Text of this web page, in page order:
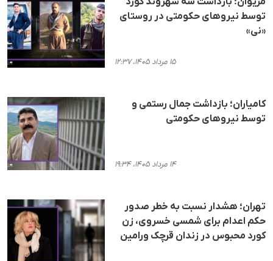
توسط نیروهای حکومتی در روستای
«نی»
۱۵ مرداد ۱۴۰۵، ۱۲:۳۷
کامیاران؛ بازداشت جمال رستمی و
توسط نیروهای حکومتی
۱۴ مرداد ۱۴۰۵، ۱۹:۳۴
تهران؛ هشدار نسبت به خطر صدور
حکم اعدام برای شمسی خسروی، زن
کورد محبوس در زندان قرچک ورامین